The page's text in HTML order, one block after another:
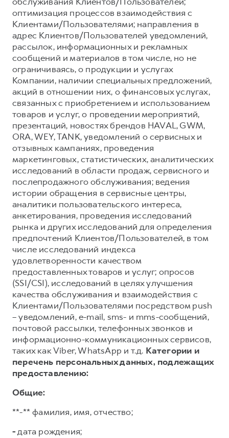
оптимизация процессов взаимодействия с
Клиентами/Пользователями; направления в
адрес Клиентов/Пользователей уведомлений,
рассылок, информационных и рекламных
сообщений и материалов в том числе, но не
ограничиваясь, о продукции и услугах
Компании, наличии специальных предложений,
акций в отношении них, о финансовых услугах,
связанных с приобретением и использованием
товаров и услуг, о проведении мероприятий,
презентаций, новостях брендов HAVAL, GWM,
ORA, WEY, TANK, уведомлений о сервисных и
отзывных кампаниях, проведения
маркетинговых, статистических, аналитических
исследований в области продаж, сервисного и
послепродажного обслуживания; ведения
истории обращения в сервисные центры,
аналитики пользовательского интереса,
анкетирования, проведения исследований
рынка и других исследований для определения
предпочтений Клиентов/Пользователей, в том
числе исследований индекса
удовлетворенности качеством
предоставленных товаров и услуг; опросов
(SSI/CSI), исследований в целях улучшения
качества обслуживания и взаимодействия с
Клиентами/Пользователями посредством push
– уведомлений, e-mail, sms- и mms-сообщений,
почтовой рассылки, телефонных звонков и
информационно-коммуникационных сервисов,
таких как Viber, WhatsApp и т.д. Категории и
перечень персональных данных, подлежащих
предоставлению:
Общие:
**-** фамилия, имя, отчество;
-дата рождения;